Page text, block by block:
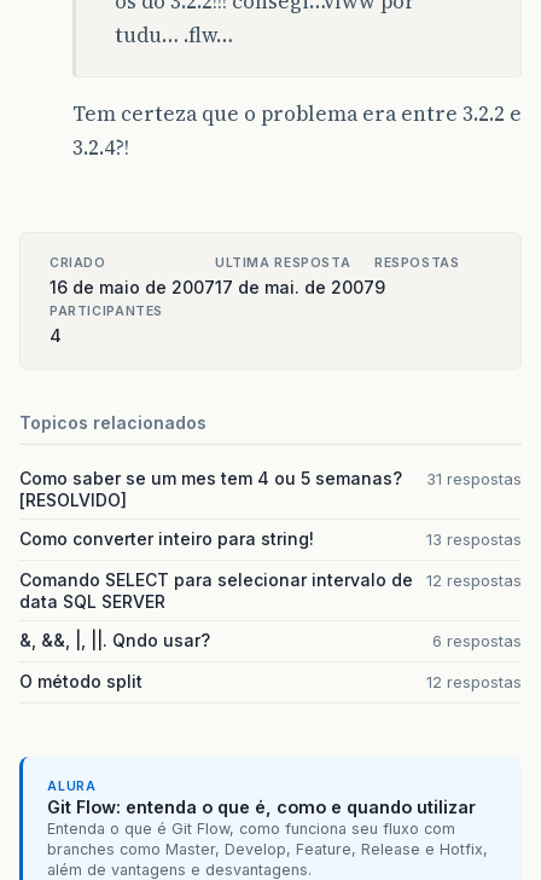
tudu… .flw…
Tem certeza que o problema era entre 3.2.2 e
3.2.4?!
CRIADO
16 de maio de 2007
ULTIMA RESPOSTA
17 de mai. de 2007
RESPOSTAS
9
PARTICIPANTES
4
Topicos relacionados
Como saber se um mes tem 4 ou 5 semanas?
[RESOLVIDO]
31 respostas
Como converter inteiro para string! 13 respostas
Comando SELECT para selecionar intervalo de
data SQL SERVER
12 respostas
&, &&, |, ||. Qndo usar? 6 respostas
O método split 12 respostas
ALURA
Git Flow: entenda o que é, como e quando utilizar
Entenda o que é Git Flow, como funciona seu fluxo com
branches como Master, Develop, Feature, Release e Hotfix,
além de vantagens e desvantagens.